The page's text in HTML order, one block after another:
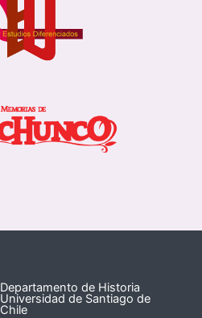
Departamento de Historia
Universidad de Santiago de
Chile